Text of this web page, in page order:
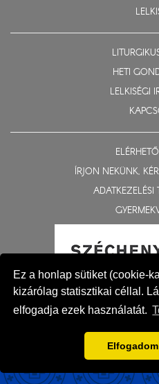
Ez a honlap sütiket (cookie-
kizárólag statisztikai céllal.
elfogadja ezek használatát.
Elfogadom
HETI
LELKISÉGI
ÍRJON NEKÜNK,
ADATKEZELÉSI
© 2015-2026
Fejlesztés: Gerner